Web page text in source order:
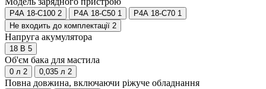
P4A 18-C100 2 P4A 18-C50 1 P4A 18-C70 1
Не входить до комплектації 2
Напруга акумулятора
18 B 5
Об'єм бака для мастила
0 л 2 0,035 л 2
Повна довжина, включаючи ріжуче обладнання